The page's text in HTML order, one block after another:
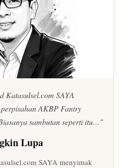
Katasulsel.com SAYA
AKBP Fantry
sambutan seperti itu…"
Lupa
SAYA menyimak